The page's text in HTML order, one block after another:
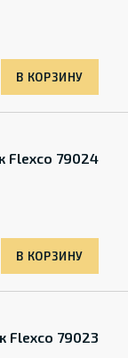
В КОРЗИНУ
Flexco 79024
В КОРЗИНУ
Flexco 79023